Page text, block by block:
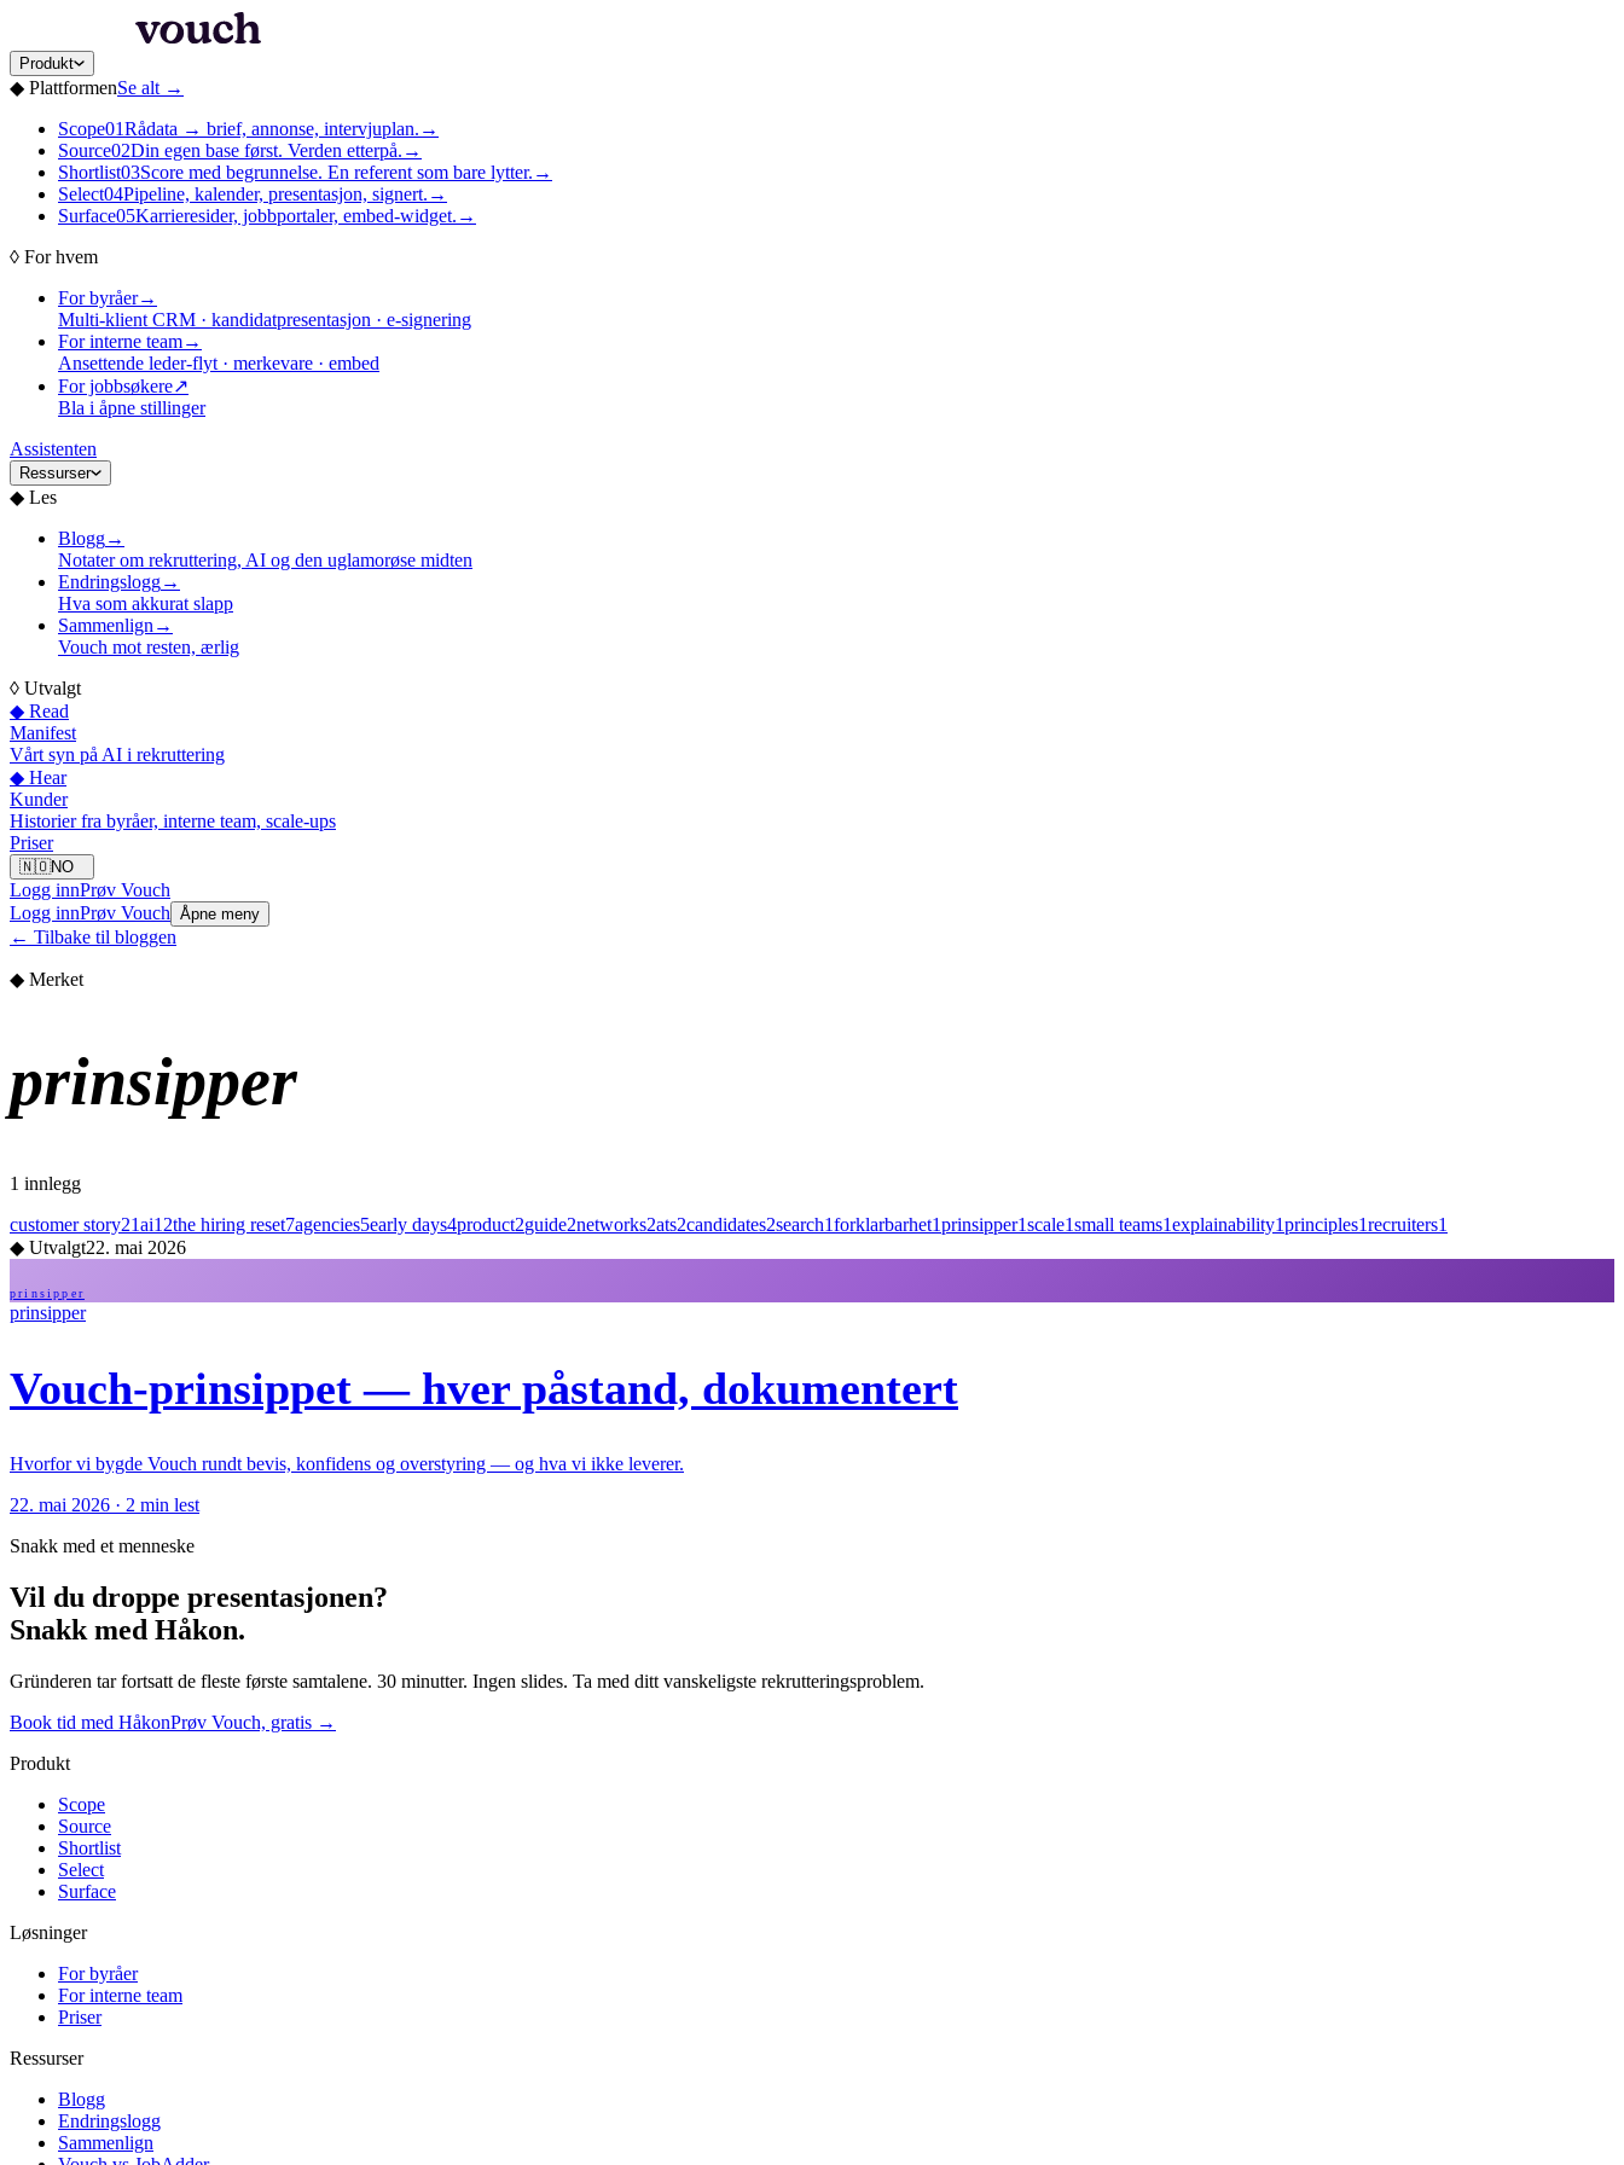
Produkt
◆ PlattformenSe alt →
Scope01Rådata → brief, annonse, intervjuplan. →
Source02Din egen base først. Verden etterpå. →
Shortlist03Score med begrunnelse. En referent som bare lytter. →
Select04Pipeline, kalender, presentasjon, signert. →
Surface05Karrieresider, jobbportaler, embed-widget. →
◊ For hvem
For byråer→
Multi-klient CRM · kandidatpresentasjon · e-signering
For interne team→
Ansettende leder-flyt · merkevare · embed
For jobbsøkere↗
Bla i åpne stillinger
Assistenten
Ressurser
◆ Les
Blogg→
Notater om rekruttering, AI og den uglamorøse midten
Endringslogg→
Hva som akkurat slapp
Sammenlign →
Vouch mot resten, ærlig
◊ Utvalgt
◆ Read
Manifest
Vårt syn på AI i rekruttering
◆ Hear
Kunder
Historier fra byråer, interne team, scale-ups
Priser
🇳🇴NO
Logg innPrøv Vouch
Logg innPrøv Vouch Åpne meny
← Tilbake til bloggen
◆ Merket
prinsipper
1 innlegg
customer story21ai12the hiring reset7agencies5early days4product2guide2networks2ats2candidates2search1forklarbarhet1prinsipper1scale1small teams1explainability1principles1recruiters1
◆ Utvalgt22. mai 2026
prinsipper
prinsipper
Vouch-prinsippet — hver påstand, dokumentert
Hvorfor vi bygde Vouch rundt bevis, konfidens og overstyring — og hva vi ikke leverer.
22. mai 2026 · 2 min lest
Snakk med et menneske
Vil du droppe presentasjonen?
Snakk med Håkon.
Gründeren tar fortsatt de fleste første samtalene. 30 minutter. Ingen slides. Ta med ditt vanskeligste rekrutteringsproblem.
Book tid med HåkonPrøv Vouch, gratis →
Produkt
Scope
Source
Shortlist
Select
Surface
Løsninger
For byråer
For interne team
Priser
Ressurser
Blogg
Endringslogg
Sammenlign